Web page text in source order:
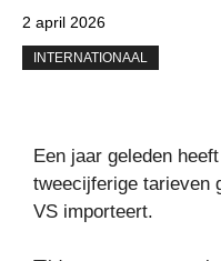
2 april 2026
INTERNATIONAAL
Een jaar geleden
tweecijferige tarieven
VS importeert.